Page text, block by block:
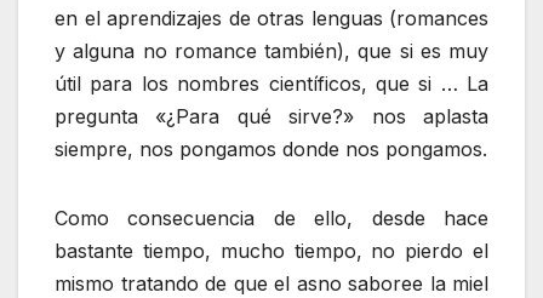
en el aprendizajes de otras lenguas (romances
y alguna no romance también), que si es muy
útil para los nombres científicos, que si … La
pregunta «¿Para qué sirve?» nos aplasta
siempre, nos pongamos donde nos pongamos.
Como consecuencia de ello, desde hace
bastante tiempo, mucho tiempo, no pierdo el
mismo tratando de que el asno saboree la miel